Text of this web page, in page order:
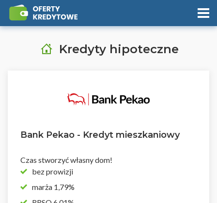
Kredyty hipoteczne
Bank Pekao - Kredyt mieszkaniowy
Czas stworzyć własny dom!
bez prowizji
marża 1,79%